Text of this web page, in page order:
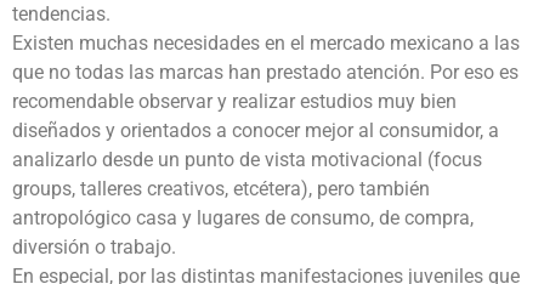
tendencias.
Existen muchas necesidades en el mercado mexicano a las
que no todas las marcas han prestado atención. Por eso es
recomendable observar y realizar estudios muy bien
diseñados y orientados a conocer mejor al consumidor, a
analizarlo desde un punto de vista motivacional (focus
groups, talleres creativos, etcétera), pero también
antropológico casa y lugares de consumo, de compra,
diversión o trabajo.
En especial, por las distintas manifestaciones juveniles que